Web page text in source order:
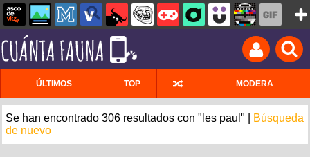
ÚLTIMOS TOP MODERA
Se han encontrado 306 resultados con "les paul" |
Búsqueda
de nuevo